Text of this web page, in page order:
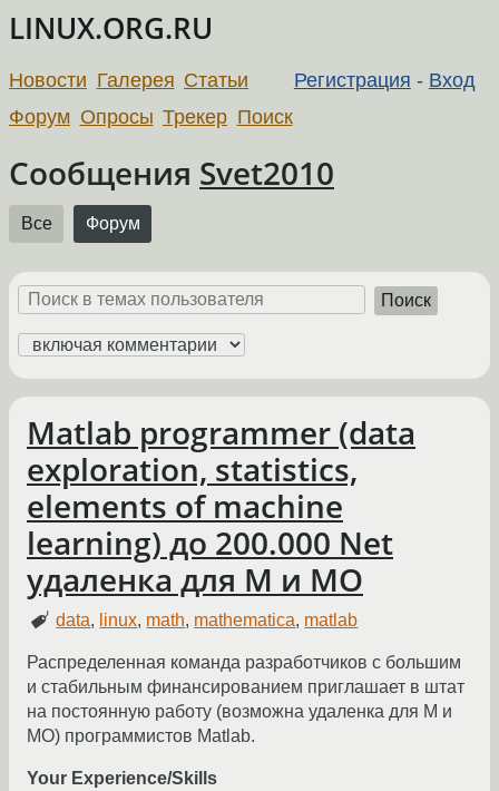
LINUX.ORG.RU
Регистрация - Вход
Новости Галерея Статьи
Форум Опросы Трекер Поиск
Сообщения Svet2010
Все Форум
Поиск
Matlab programmer (data
exploration, statistics,
elements of machine
learning) до 200.000 Net
удаленка для М и МО
data, linux, math, mathematica, matlab
Распределенная команда разработчиков с большим
и стабильным финансированием приглашает в штат
на постоянную работу (возможна удаленка для М и
МО) программистов Matlab.
Your Experience/Skills